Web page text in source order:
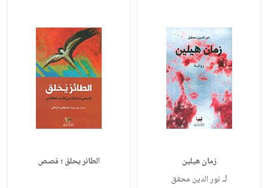
زمان هيلين
لـ نور الدين محقق
الطائر يحلق ؛ قصص